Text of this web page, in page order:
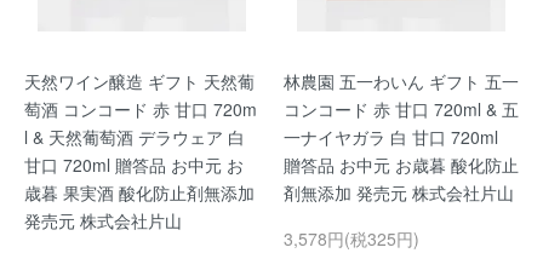
天然ワイン醸造 ギフト 天然葡
萄酒 コンコード 赤 甘口 720m
l & 天然葡萄酒 デラウェア 白
甘口 720ml 贈答品 お中元 お
歳暮 果実酒 酸化防止剤無添加
発売元 株式会社片山
林農園 五一わいん ギフト 五一
コンコード 赤 甘口 720ml & 五
一ナイヤガラ 白 甘口 720ml
贈答品 お中元 お歳暮 酸化防止
剤無添加 発売元 株式会社片山
3,578円(税325円)